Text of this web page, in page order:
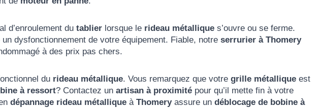
d’enroulement du tablier lorsque le rideau métallique s’ouvre ou se ferme.
un dysfonctionnement de votre équipement. Fiable, notre serrurier à Thomery
à des prix pas chers.
du rideau métallique. Vous remarquez que votre grille métallique est
à ressort? Contactez un artisan à proximité pour qu’il mette fin à votre
dépannage rideau métallique à Thomery assure un déblocage de bobine à